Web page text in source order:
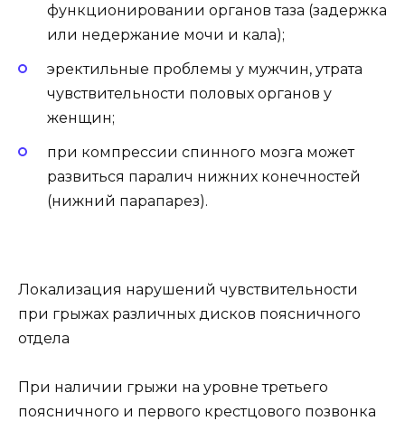
функционировании органов таза (задержка
или недержание мочи и кала);
эректильные проблемы у мужчин, утрата
чувствительности половых органов у
женщин;
при компрессии спинного мозга может
развиться паралич нижних конечностей
(нижний парапарез).
Локализация нарушений чувствительности
при грыжах различных дисков поясничного
отдела
При наличии грыжи на уровне третьего
поясничного и первого крестцового позвонка